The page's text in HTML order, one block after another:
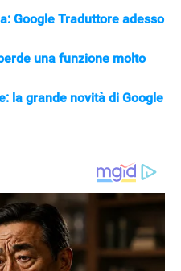
Google Traduttore adesso
una funzione molto
la grande novità di Google